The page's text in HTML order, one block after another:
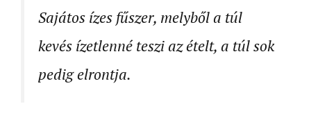
Sajátos ízes fűszer, melyből a túl
kevés ízetlenné teszi az ételt, a túl sok
pedig elrontja.